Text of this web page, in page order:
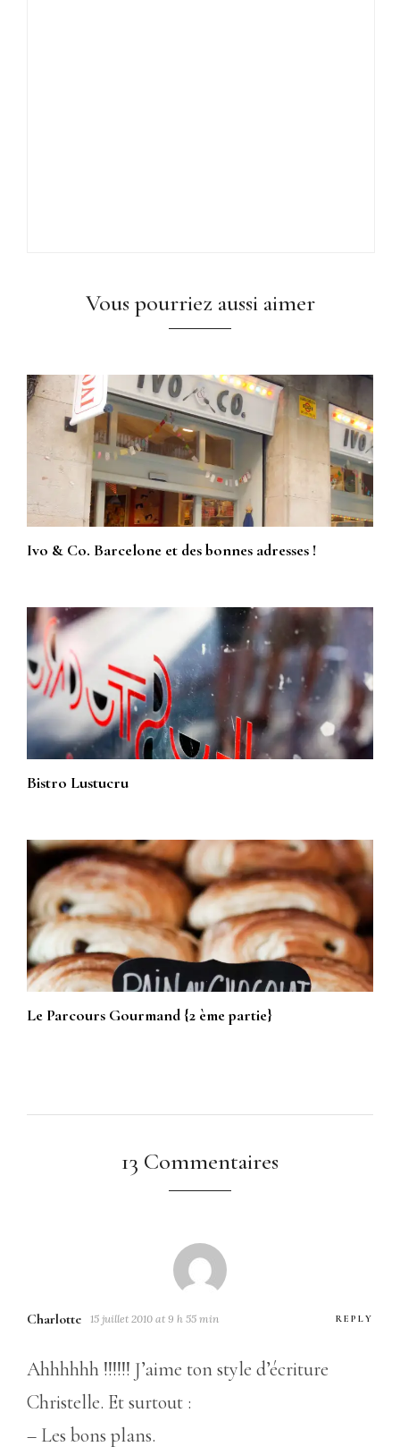
Vous pourriez aussi aimer
Ivo & Co. Barcelone et des bonnes adresses !
Bistro Lustucru
Le Parcours Gourmand {2 ème partie}
13 Commentaires
Charlotte 15 juillet 2010 at 9 h 55 min REPLY
Ahhhhhh !!!!!! J’aime ton style d’écriture
Christelle. Et surtout :
– Les bons plans.